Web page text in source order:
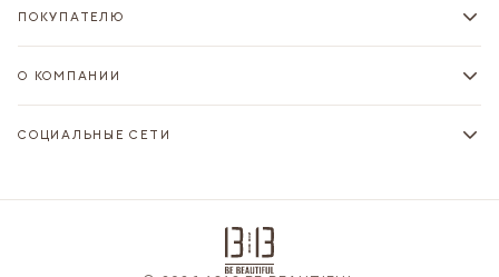
ПОКУПАТЕЛЮ
О КОМПАНИИ
СОЦИАЛЬНЫЕ СЕТИ